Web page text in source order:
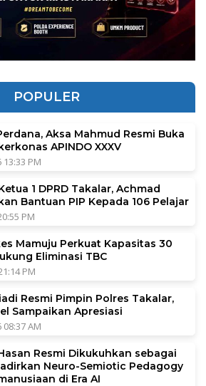
POPULER
Aksa Mahmud Resmi Buka
APINDO XXXV
PM
1 DPRD Takalar, Achmad
Bantuan PIP Kepada 106 Pelajar
PM
Mamuju Perkuat Kapasitas 30
Eliminasi TBC
PM
Resmi Pimpin Polres Takalar,
Sampaikan Apresiasi
AM
Resmi Dikukuhkan sebagai
Neuro-Semiotic Pedagogy
di Era AI